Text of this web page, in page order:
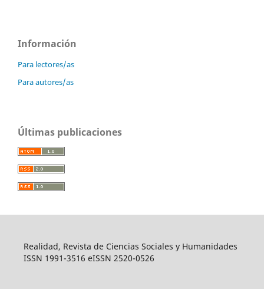
Información
Para lectores/as
Para autores/as
Últimas publicaciones
Realidad, Revista de Ciencias Sociales y Humanidades
ISSN 1991-3516 eISSN 2520-0526